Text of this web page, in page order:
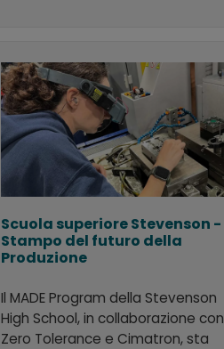
Scuola superiore Stevenson -
Stampo del futuro della
Produzione
Il MADE Program della Stevenson
High School, in collaborazione con
Zero Tolerance e Cimatron, sta